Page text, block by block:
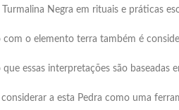
Turmalina Negra em rituais e práticas
com o elemento terra também é
que essas interpretações são
considerar a esta Pedra como uma